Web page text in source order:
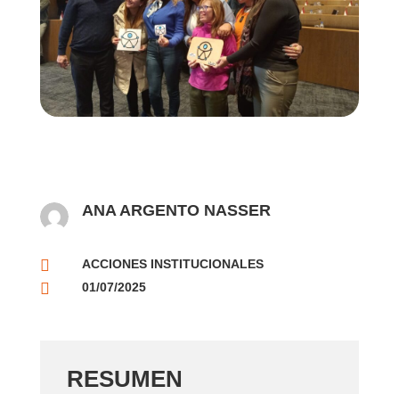
ANA ARGENTO NASSER
 ACCIONES INSTITUCIONALES
 01/07/2025
RESUMEN